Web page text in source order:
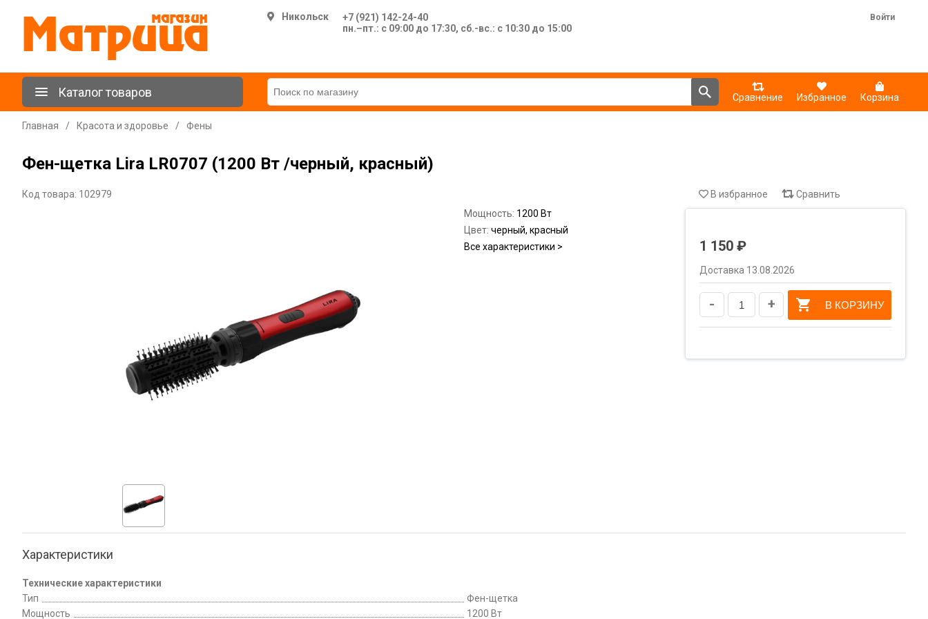
Никольск
+7 (921) 142-24-40
пн.–пт.: с 09:00 до 17:30, сб.-вс.: с 10:30 до 15:00
Войти
Каталог товаров Сравнение Избранное Корзина
Главная / Красота и здоровье / Фены
Фен-щетка Lira LR0707 (1200 Вт /черный, красный)
Код товара: 102979
Мощность: 1200 Вт
Цвет: черный, красный
Все характеристики >
В избранное Сравнить
1 150 ₽
Доставка 13.08.2026
- + В КОРЗИНУ
Характеристики
Технические характеристики
Тип
Фен-щетка
Мощность
1200 Вт